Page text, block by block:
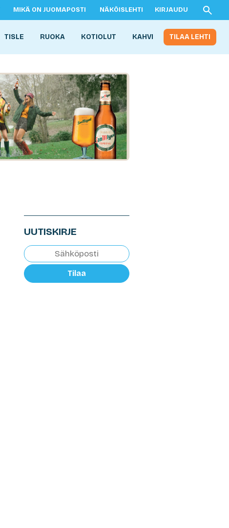
MIKÄ ON JUOMAPOSTI NÄKÖISLEHTI KIRJAUDU
TISLE RUOKA KOTIOLUT KAHVI TILAA LEHTI
UUTISKIRJE
Tilaa